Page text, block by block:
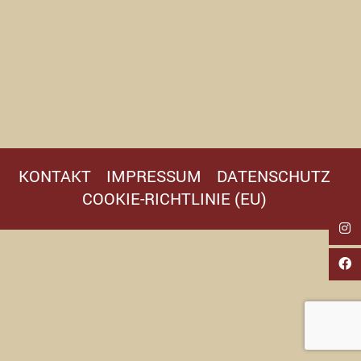
KONTAKT IMPRESSUM
DATENSCHUTZ
COOKIE-RICHTLINIE (EU)